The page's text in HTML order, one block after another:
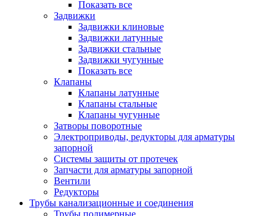
Показать все
Задвижки
Задвижки клиновые
Задвижки латунные
Задвижки стальные
Задвижки чугунные
Показать все
Клапаны
Клапаны латунные
Клапаны стальные
Клапаны чугунные
Затворы поворотные
Электроприводы, редукторы для арматуры
запорной
Системы защиты от протечек
Запчасти для арматуры запорной
Вентили
Редукторы
Трубы канализационные и соединения
Трубы полимерные